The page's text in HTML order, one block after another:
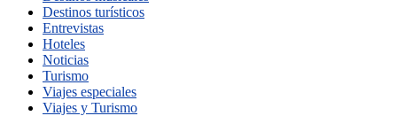
Destinos turísticos
Entrevistas
Hoteles
Noticias
Turismo
Viajes especiales
Viajes y Turismo